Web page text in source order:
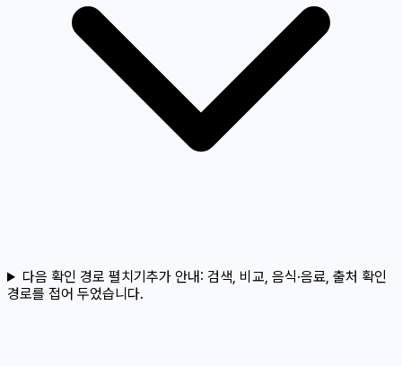
다음 확인 경로 펼치기추가 안내: 검색, 비교, 음식·음료, 출처 확인
경로를 접어 두었습니다.